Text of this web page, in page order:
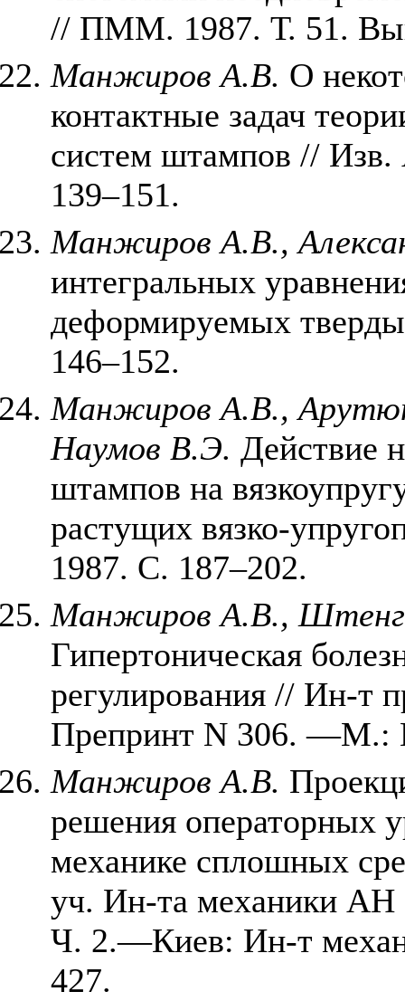
// ПММ. 1987. Т. 51.
Манжиров А.В. О
контактные задач
систем штампов //
139–151.
Манжиров А.В.,
интегральных
деформируемых
146–152.
Манжиров А.В.,
Наумов В.Э. Действие
штампов на
растущих вязко-
1987. С. 187–202.
Манжиров А.В.,
Гипертоническая
регулирования // Ин-т
Препринт N 306.
Манжиров А.В.
решения операторных
механике сплошных
уч. Ин-та механики АН
Ч. 2.—Киев: Ин-т
427.